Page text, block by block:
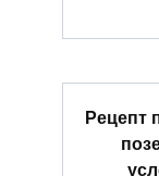
Рецепт